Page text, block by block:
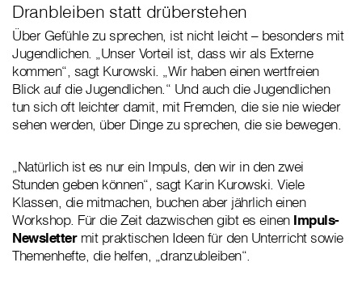
Dranbleiben statt drüberstehen
Über Gefühle zu sprechen, ist nicht leicht – besonders mit
Jugendlichen. „Unser Vorteil ist, dass wir als Externe
kommen“, sagt Kurowski. „Wir haben einen wertfreien
Blick auf die Jugendlichen.“ Und auch die Jugendlichen
tun sich oft leichter damit, mit Fremden, die sie nie wieder
sehen werden, über Dinge zu sprechen, die sie bewegen.
„Natürlich ist es nur ein Impuls, den wir in den zwei
Stunden geben können“, sagt Karin Kurowski. Viele
Klassen, die mitmachen, buchen aber jährlich einen
Workshop. Für die Zeit dazwischen gibt es einen Impuls-
Newslettermit praktischen Ideen für den Unterricht sowie
Themenhefte, die helfen, „dranzubleiben“.